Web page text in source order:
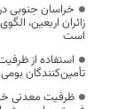
خراسان جنوبی
زائران اربعین،
است
استفاده از
تأمین‌کنندگان
ظرفیت معدنی